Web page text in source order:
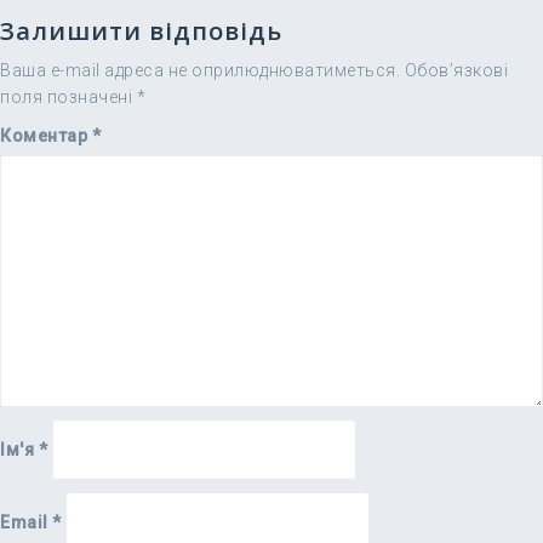
Залишити відповідь
Ваша e-mail адреса не оприлюднюватиметься.
Обов’язкові
поля позначені *
Коментар *
Ім'я *
Email *